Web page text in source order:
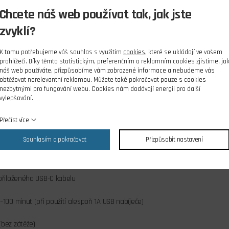
1,5 mm; 2,0 mm; 2,5 mm; 5,5 mm a 7,0 mm.
špatně přístupných místech je šroubovák doplněn integrovaným LED
je nepostradatelným nástrojem každého RC modeláře, který
akumulátor
použití vystačí na mnoho hodin (90–200 minut nepřetržitého provozu)
USB-C kabelu
minut (při použití alespoň 1A USB nabíječe)
zátěže)
Chcete náš web používat tak, jak jste
zvyklí?
K tomu potřebujeme váš souhlas s využitím cookies, které se ukládají ve vašem
prohlížeči. Díky těmto statistickým, preferenčním a reklamním cookies zjistíme, jak
náš web používáte, přizpůsobíme vám zobrazené informace a nebudeme vás
obtěžovat nerelevantní reklamou. Můžete také pokračovat pouze s cookies
nezbytnými pro fungování webu. Cookies nám dodávají energii pro další
vylepšování.
Přečíst více
Souhlasím a pokračovat Přizpůsobit nastavení